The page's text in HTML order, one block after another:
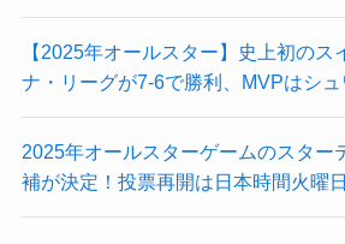
【2025年オールスター】史上初の
ナ・リーグが7-6で勝利、MVPはシ
2025年オールスターゲームのスター
補が決定！投票再開は日本時間火曜日